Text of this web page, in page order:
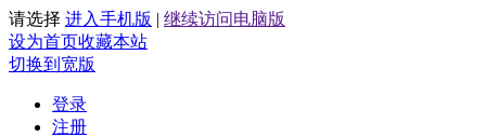
请选择 进入手机版 | 继续访问电脑版
设为首页收藏本站
切换到宽版
登录
注册